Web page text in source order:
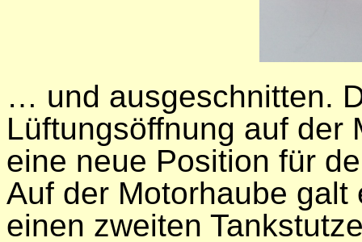
… und ausgeschnitten.
Lüftungsöffnung auf der
eine neue Position für
Auf der Motorhaube
einen zweiten